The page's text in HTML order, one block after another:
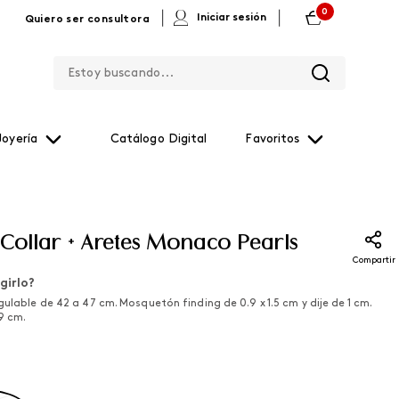
Quiero ser consultora Iniciar sesión
0
Catálogo Digital Favoritos
+ Aretes Monaco Pearls
Compartir
de 42 a 47 cm. Mosquetón finding de 0.9 x 1.5 cm y dije de 1 cm.
cm.